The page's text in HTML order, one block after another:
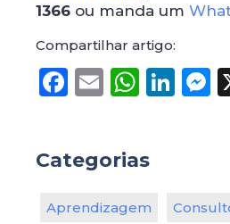
1366 ou manda um
Compartilhar artigo:
Facebook
Email
Categorias
Aprendizagem